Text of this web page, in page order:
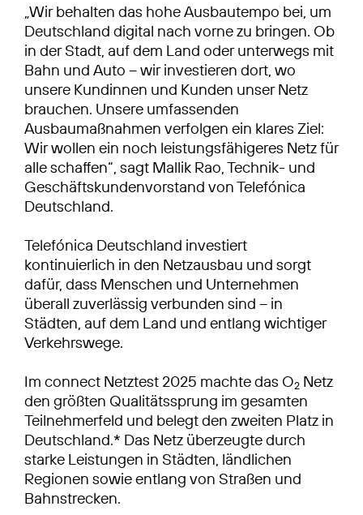
„Wir behalten das hohe Ausbautempo bei, um
Deutschland digital nach vorne zu bringen. Ob
in der Stadt, auf dem Land oder unterwegs mit
Bahn und Auto – wir investieren dort, wo
unsere Kundinnen und Kunden unser Netz
brauchen. Unsere umfassenden
Ausbaumaßnahmen verfolgen ein klares Ziel:
Wir wollen ein noch leistungsfähigeres Netz für
alle schaffen“, sagt Mallik Rao, Technik- und
Geschäftskundenvorstand von Telefónica
Deutschland.
Telefónica Deutschland investiert
kontinuierlich in den Netzausbau und sorgt
dafür, dass Menschen und Unternehmen
überall zuverlässig verbunden sind – in
Städten, auf dem Land und entlang wichtiger
Verkehrswege.
Im connect Netztest 2025 machte das O2 Netz
den größten Qualitätssprung im gesamten
Teilnehmerfeld und belegt den zweiten Platz in
Deutschland.* Das Netz überzeugte durch
starke Leistungen in Städten, ländlichen
Regionen sowie entlang von Straßen und
Bahnstrecken.